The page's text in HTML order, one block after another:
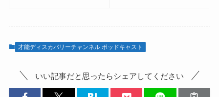
才能ディスカバリーチャンネル ポッドキャスト
いい記事だと思ったらシェアしてください